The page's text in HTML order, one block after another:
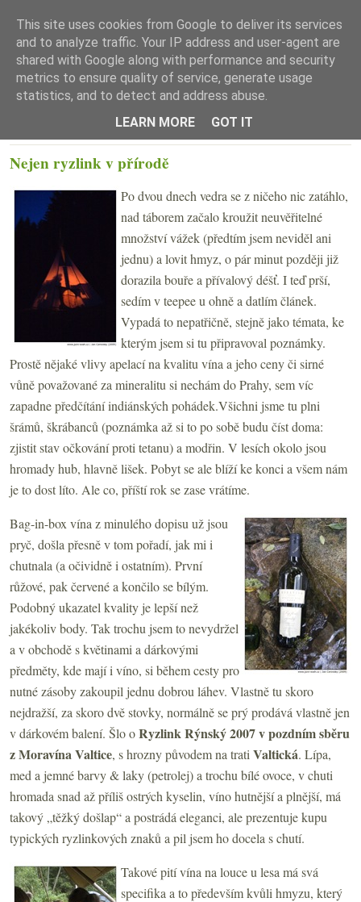
☰ Menu
Nejen ryzlink v přírodě
Po dvou dnech vedra se z ničeho nic zatáhlo,
nad táborem začalo kroužit neuvěřitelné
množství vážek (předtím jsem neviděl ani
jednu) a lovit hmyz, o pár minut později již
dorazila bouře a přívalový déšť. I teď prší,
sedím v teepee u ohně a datlím článek.
Vypadá to nepatřičně, stejně jako témata, ke
kterým jsem si tu připravoval poznámky.
Prostě nějaké vlivy apelací na kvalitu vína a jeho ceny či sirné
vůně považované za mineralitu si nechám do Prahy, sem víc
zapadne předčítání indiánských pohádek.Všichni jsme tu plni
šrámů, škrábanců (poznámka až si to po sobě budu číst doma:
zjistit stav očkování proti tetanu) a modřin. V lesích okolo jsou
hromady hub, hlavně lišek. Pobyt se ale blíží ke konci a všem nám
je to dost líto. Ale co, příští rok se zase vrátíme.
Bag-in-box vína z minulého dopisu už jsou
pryč, došla přesně v tom pořadí, jak mi i
chutnala (a očividně i ostatním). První
růžové, pak červené a končilo se bílým.
Podobný ukazatel kvality je lepší než
jakékoliv body. Tak trochu jsem to nevydržel
a v obchodě s květinami a dárkovými
předměty, kde mají i víno, si během cesty pro
nutné zásoby zakoupil jednu dobrou láhev. Vlastně tu skoro
nejdražší, za skoro dvě stovky, normálně se prý prodává vlastně jen
v dárkovém balení. Šlo oRyzlink Rýnský 2007 v pozdním sběru
z Moravína Valtice, s hrozny původem na trati Valtická. Lípa,
med a jemné barvy & laky (petrolej) a trochu bílé ovoce, v chuti
hromada snad až příliš ostrých kyselin, víno hutnější a plnější, má
takový „těžký došlap“ a postrádá eleganci, ale prezentuje kupu
typických ryzlinkových znaků a pil jsem ho docela s chutí.
Takové pití vína na louce u lesa má svá
specifika a to především kvůli hmyzu, který
This site uses cookies from Google to deliver its services
and to analyze traffic. Your IP address and user-agent are
shared with Google along with performance and security
metrics to ensure quality of service, generate usage
statistics, and to detect and address abuse.
LEARN MORE
GOT IT